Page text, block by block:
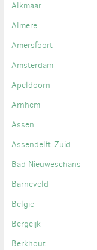
Alkmaar
Almere
Amersfoort
Amsterdam
Apeldoorn
Arnhem
Assen
Assendelft-Zuid
Bad Nieuweschans
Barneveld
België
Bergeijk
Berkhout